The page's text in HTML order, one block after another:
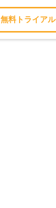
無料トライアル